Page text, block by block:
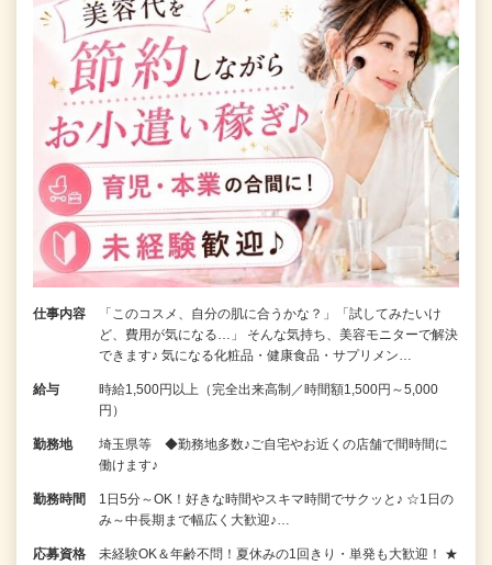
仕事内容
「このコスメ、自分の肌に合うかな？」「試してみたいけ
ど、費用が気になる…」 そんな気持ち、美容モニターで解決
できます♪ 気になる化粧品・健康食品・サプリメン…
給与
時給1,500円以上（完全出来高制／時間額1,500円～5,000
円）
勤務地
埼玉県等 ◆勤務地多数♪ご自宅やお近くの店舗で間時間に
働けます♪
勤務時間
1日5分～OK！好きな時間やスキマ時間でサクッと♪ ☆1日の
み～中長期まで幅広く大歓迎♪…
応募資格
未経験OK＆年齢不問！夏休みの1回きり・単発も大歓迎！ ★